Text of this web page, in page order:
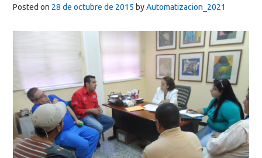
Posted on 28 de octubre de 2015 byAutomatizacion_2021